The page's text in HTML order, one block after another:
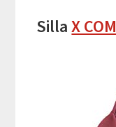
SillaX